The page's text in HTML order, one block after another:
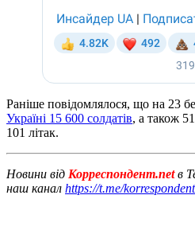
Раніше повідомлялося, що на 23
Україні 15 600 солдатів, а також
101 літак.
Новини від Корреспондент.netв
наш канал https://t.me/